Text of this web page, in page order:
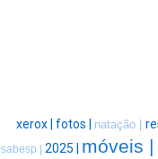
xerox | fotos | natação |
sabesp | 2025 | móveis |